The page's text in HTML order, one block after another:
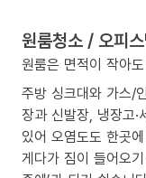
원룸청소 / 오피
원룸은 면적이 작아
주방 싱크대와 가스/
장과 신발장, 냉장고
있어 오염도도 한곳
게다가 짐이 들어오